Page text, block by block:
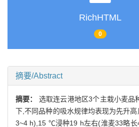
RichHTML
0
摘要/Abstract
摘要： 选取连云港地区3个主栽小麦
下,不同品种的吸水规律均表现为先升
3~4 h),15 ℃浸种19 h左右(淮麦33略